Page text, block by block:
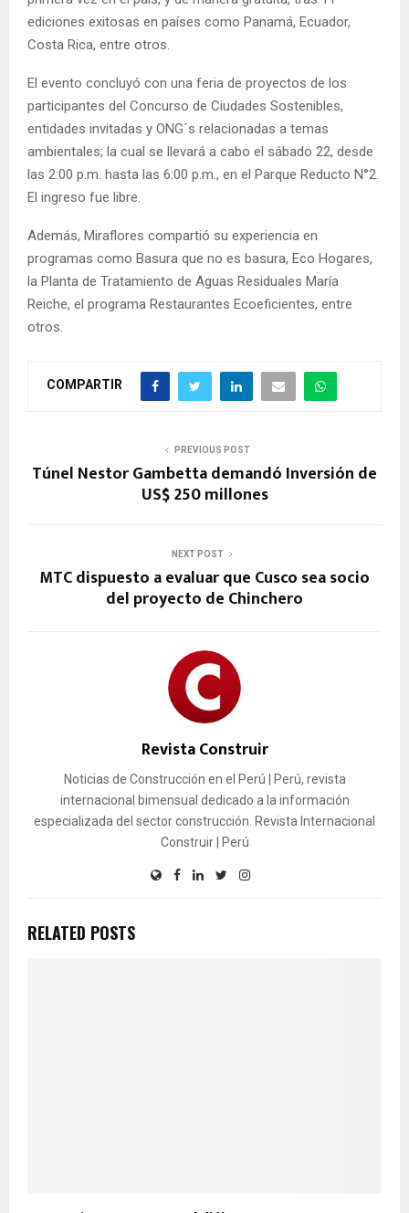
ediciones exitosas en países como Panamá, Ecuador,
Costa Rica, entre otros.
El evento concluyó con una feria de proyectos de los
participantes del Concurso de Ciudades Sostenibles,
entidades invitadas y ONG´s relacionadas a temas
ambientales; la cual se llevará a cabo el sábado 22, desde
las 2:00 p.m. hasta las 6:00 p.m., en el Parque Reducto N°2.
El ingreso fue libre.
Además, Miraflores compartió su experiencia en
programas como Basura que no es basura, Eco Hogares,
la Planta de Tratamiento de Aguas Residuales María
Reiche, el programa Restaurantes Ecoeficientes, entre
otros.
COMPARTIR
PREVIOUS POST
Túnel Nestor Gambetta demandó Inversión de
US$ 250 millones
NEXT POST
MTC dispuesto a evaluar que Cusco sea socio
del proyecto de Chinchero
Revista Construir
Noticias de Construcción en el Perú | Perú, revista
internacional bimensual dedicado a la información
especializada del sector construcción. Revista Internacional
Construir | Perú
RELATED POSTS